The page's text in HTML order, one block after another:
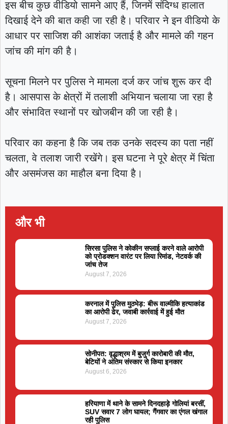
इस बीच कुछ वीडियो सामने आए हैं, जिनमें संदिग्ध हालात
दिखाई देने की बात कही जा रही है। परिवार ने इन वीडियो के
आधार पर साजिश की आशंका जताई है और मामले की गहन
जांच की मांग की है।
सूचना मिलने पर पुलिस ने मामला दर्ज कर जांच शुरू कर दी
है। आसपास के क्षेत्रों में तलाशी अभियान चलाया जा रहा है
और संभावित स्थानों पर खोजबीन की जा रही है।
परिवार का कहना है कि जब तक उनके सदस्य का पता नहीं
चलता, वे तलाश जारी रखेंगे। इस घटना ने पूरे क्षेत्र में चिंता
और असमंजस का माहौल बना दिया है।
और भी
सिरसा पुलिस ने कोकीन सप्लाई करने वाले आरोपी
को प्रोडक्शन वारंट पर लिया रिमांड, नेटवर्क की
जांच तेज
August 7, 2026
करनाल में पुलिस मुठभेड़: बीरू वाल्मीकि हत्याकांड
का आरोपी ढेर, जवाबी कार्रवाई में हुई मौत
August 7, 2026
सोनीपत: वृद्धाश्रम में बुजुर्ग कारोबारी की मौत,
बेटियों ने अंतिम संस्कार से किया इनकार
August 6, 2026
हरियाणा में थाने के सामने दिनदहाड़े गोलियां बरसीं,
SUV सवार 7 लोग घायल; गैंगवार का एंगल खंगाल
रही पुलिस